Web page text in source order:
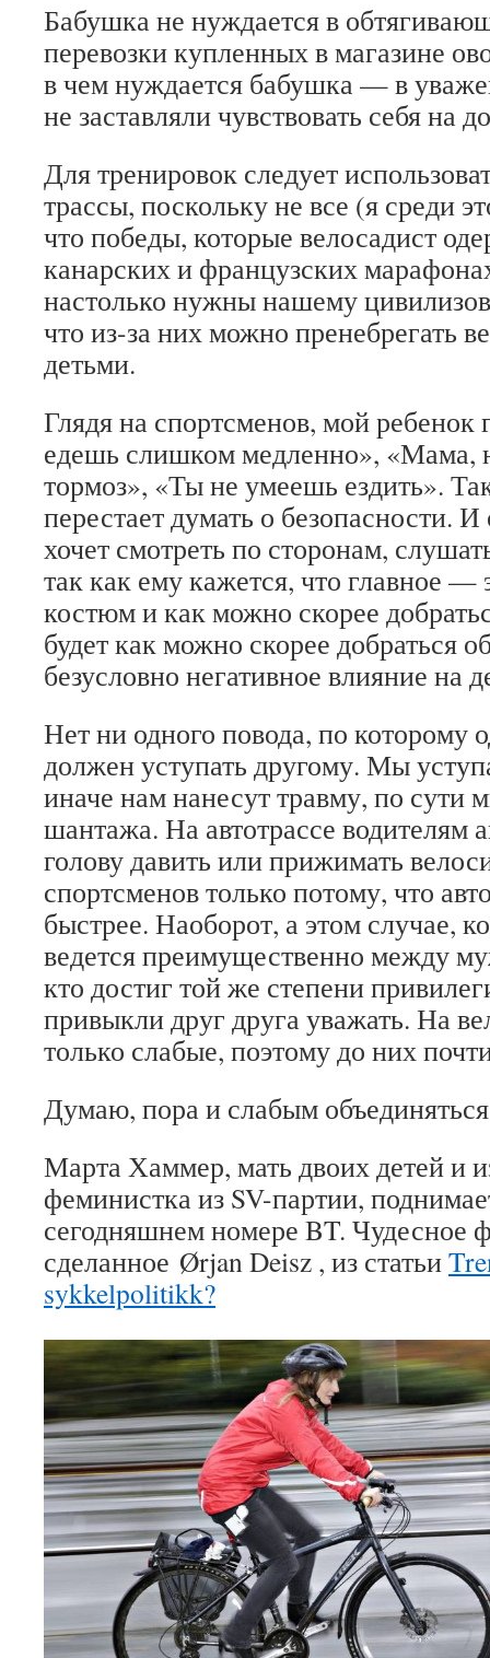
Бабушка не нуждается в
перевозки купленных в магазине
в чем нуждается бабушка — в
не заставляли чувствовать себя на
Для тренировок следует
трассы, поскольку не все (я среди
что победы, которые велосадист
канарских и французских
настолько нужны нашему
что из-за них можно пренебрегать
детьми.
Глядя на спортсменов, мой
едешь слишком медленно», «Мама,
тормоз», «Ты не умеешь ездить».
перестает думать о безопасности.
хочет смотреть по сторонам,
так как ему кажется, что главное —
костюм и как можно скорее
будет как можно скорее добраться
безусловно негативное влияние на
Нет ни одного повода, по которому
должен уступать другому. Мы
иначе нам нанесут травму, по сути
шантажа. На автотрассе водителям
голову давить или прижимать
спортсменов только потому, что
быстрее. Наоборот, а этом случае,
ведется преимущественно между
кто достиг той же степени
привыкли друг друга уважать. На
только слабые, поэтому до них
Думаю, пора и слабым
Марта Хаммер, мать двоих детей и
феминистка из SV-партии,
сегодняшнем номере BT. Чудесное
сделанное Ørjan Deisz , из статьи
sykkelpolitikk?